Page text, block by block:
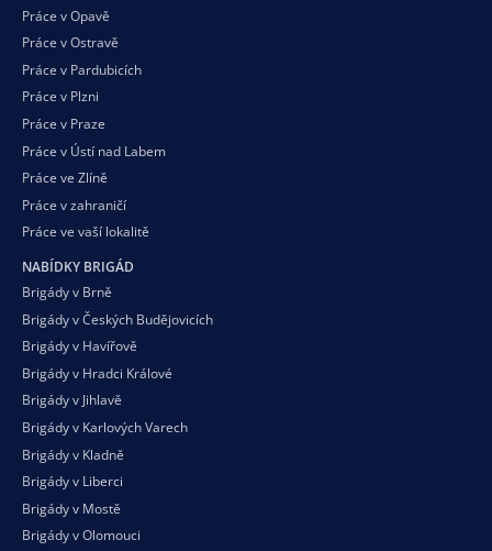
Práce v Opavě
Práce v Ostravě
Práce v Pardubicích
Práce v Plzni
Práce v Praze
Práce v Ústí nad Labem
Práce ve Zlíně
Práce v zahraničí
Práce ve vaší lokalitě
NABÍDKY BRIGÁD
Brigády v Brně
Brigády v Českých Budějovicích
Brigády v Havířově
Brigády v Hradci Králové
Brigády v Jihlavě
Brigády v Karlových Varech
Brigády v Kladně
Brigády v Liberci
Brigády v Mostě
Brigády v Olomouci